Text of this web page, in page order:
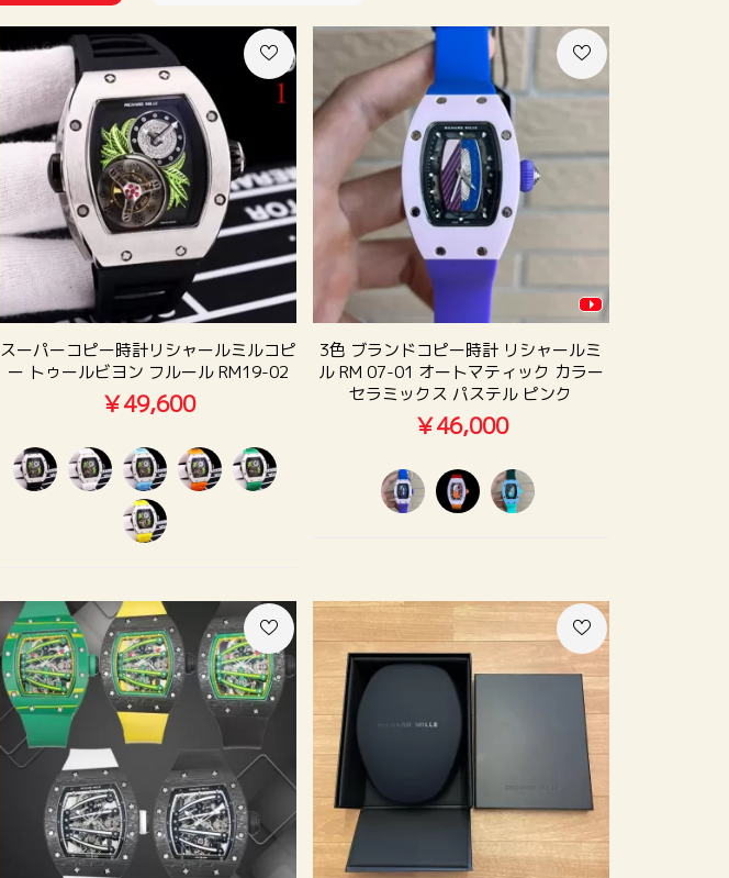
スーパーコピー時計リシャールミルコピ
ー トゥールビヨン フルール RM19-02
￥49,600
3色 ブランドコピー時計 リシャールミ
ル RM 07-01 オートマティック カラー
セラミックス パステル ピンク
￥46,000